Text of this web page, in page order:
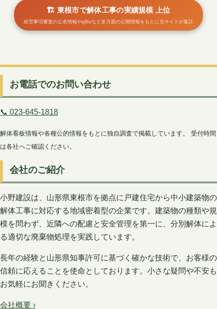
🏗️ 東根市で解体工事の実績規模 上位
経営事項審査の公表情報やgBizなど多方面の公開情報をもとに当サイトが集計
お電話でのお問い合わせ
📞 023-645-1818
解体看板情報や各種公的情報をもとに独自調査で掲載しています。 受付時間
は各社へご確認ください。
会社のご紹介
小野建設は、山形県東根市を拠点に戸建住宅から中小建築物の
解体工事に対応する地域密着型の企業です。建築物の種類や規
模を問わず、近隣への配慮と安全管理を第一に、分別解体によ
る適切な廃棄物処理を実践しています。
長年の経験と山形県知事許可に基づく確かな技術で、お客様の
信頼に応えることを使命としております。小さな疑問や不安も
お気軽にお聞きください。
会社概要 ›